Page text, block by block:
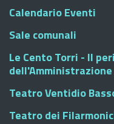
Calendario Eventi
Sale comunali
Le Cento Torri - Il
dell'Amministrazione
Teatro Ventidio
Teatro dei